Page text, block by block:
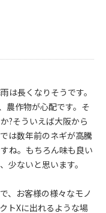
は長くなりそうです。
農作物が心配です。そ
?そういえば大阪から
は数年前のネギが高騰
ね。もちろん味も良い
少ないと思います。
、お客様の様々なモノ
トXに出れるような場